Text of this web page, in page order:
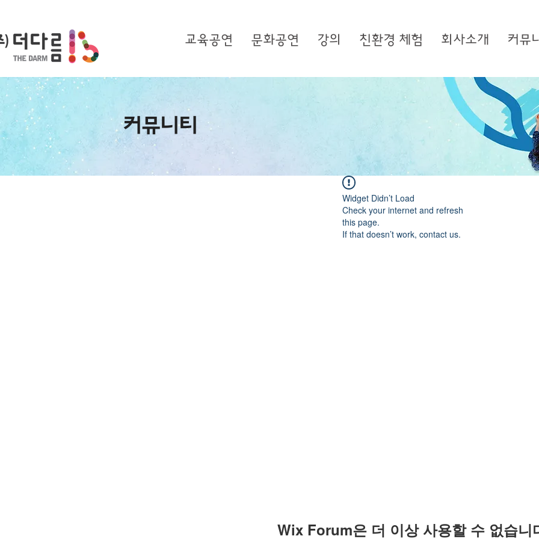
교육공연 문화공연 강의 친환경 체험 회사소개 커뮤
커뮤니티
Widget Didn’t Load
Check your internet and refresh
this page.
If that doesn’t work, contact us.
Wix Forum은 더 이상 사용할 수 없습니